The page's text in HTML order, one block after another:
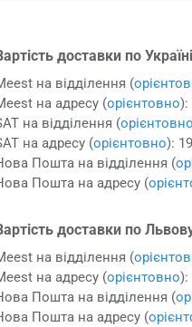
доставки по
на відділення (
на адресу (орієнтовно):
на відділення (
на адресу (орієнтовно):
Пошта на відділення (
Пошта на адресу (
доставки по
на відділення (
на адресу (орієнтовно):
Пошта на відділення (
Пошта на адресу (